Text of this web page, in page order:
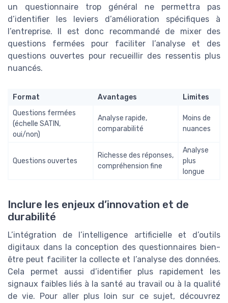
un questionnaire trop général ne permettra pas
d’identifier les leviers d’amélioration spécifiques à
l’entreprise. Il est donc recommandé de mixer des
questions fermées pour faciliter l’analyse et des
questions ouvertes pour recueillir des ressentis plus
nuancés.
Format Avantages
Limites
Questions fermées
(échelle SATIN,
oui/non)
Analyse rapide,
comparabilité
Moins de
nuances
Questions ouvertes
Richesse des réponses,
compréhension fine
Analyse
plus
longue
Inclure les enjeux d’innovation et de
durabilité
L’intégration de l’intelligence artificielle et d’outils
digitaux dans la conception des questionnaires bien-
être peut faciliter la collecte et l’analyse des données.
Cela permet aussi d’identifier plus rapidement les
signaux faibles liés à la santé au travail ou à la qualité
de vie. Pour aller plus loin sur ce sujet, découvrez